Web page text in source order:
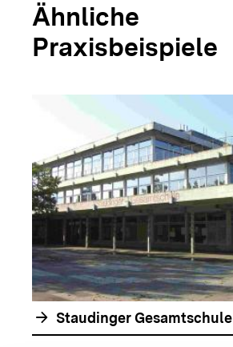
Ähnliche
Praxisbeispiele
arrow_forward Staudinger Gesamtschule